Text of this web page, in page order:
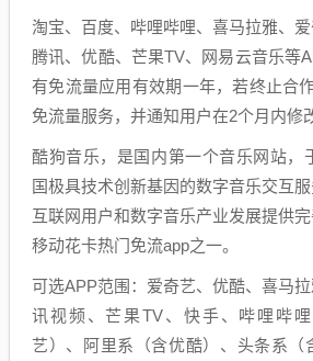
淘宝、百度、哔哩哔哩、喜马拉雅、爱
腾讯、优酷、芒果TV、网易云音乐等
有免流量应用有效期一年，若终止合
免流量服务，并通知用户在2个月内修
酷狗音乐，是国内第一个音乐网站，
国极具技术创新基因的数字音乐交互
互联网用户和数字音乐产业发展提供
移动花卡热门免流app之一。
可选APP范围：爱奇艺、优酷、喜马
讯视频、芒果TV、快手、哔哩哔
艺）、阿里系（含优酷）、头条系（